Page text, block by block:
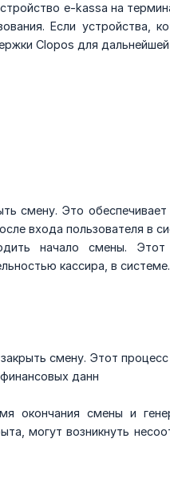
e-kassa на
Если устройства,
Clopos для
смену. Это
входа пользователя в
начало смены. Этот
кассира, в системе.
смену. Этот
данн
окончания смены и
могут возникнуть